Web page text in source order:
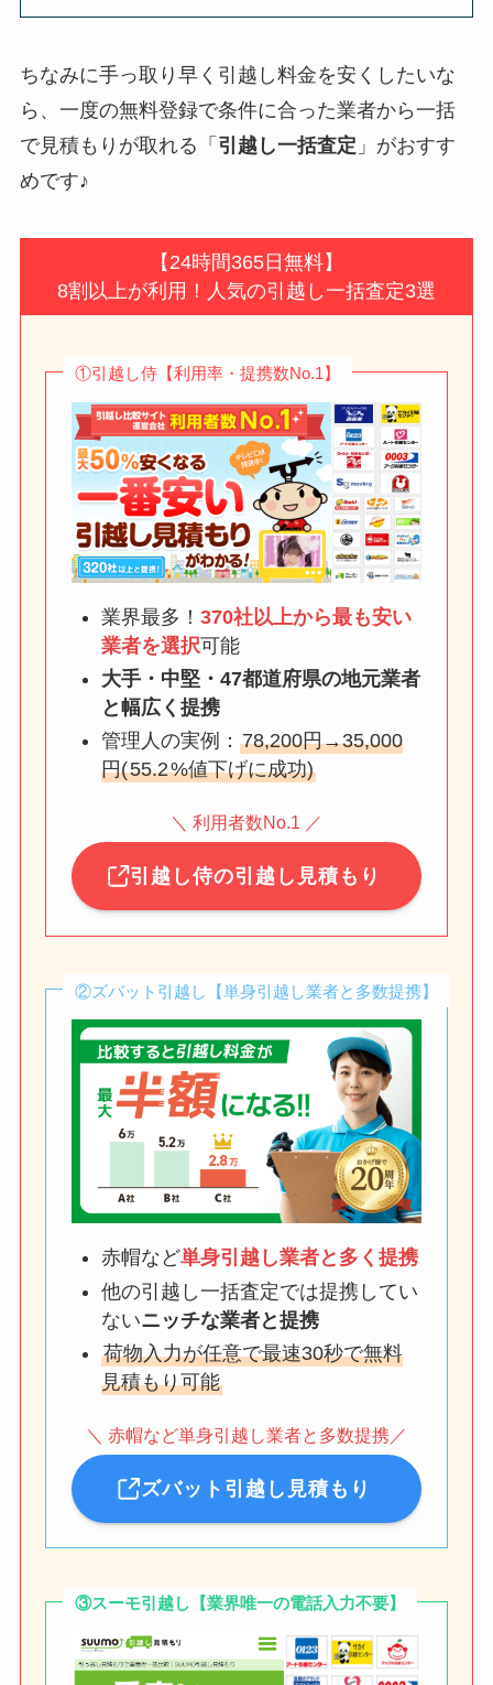
ちなみに手っ取り早く引越し料金を安くしたいな
ら、一度の無料登録で条件に合った業者から一括
で見積もりが取れる「 引越し一括査定 」がおすす
めです♪
【24時間365日無料】
8割以上が利用！人気の引越し一括査定3選
①引越し侍【利用率・提携数No.1】
業界最多！ 370社以上から最も安い
業者を選択可能
大手・中堅・47都道府県の地元業者
と幅広く提携
管理人の実例： 78,200円→35,000
円(55.2%値下げに成功)
＼ 利用者数No.1 ／
引越し侍の引越し見積もり
②ズバット引越し【単身引越し業者と多数提携】
赤帽など単身引越し業者と多く提携
他の引越し一括査定では提携してい
ないニッチな業者と提携
荷物入力が任意で最速30秒で無料
見積もり可能
＼ 赤帽など単身引越し業者と多数提携／
ズバット引越し見積もり
③スーモ引越し【業界唯一の電話入力不要】